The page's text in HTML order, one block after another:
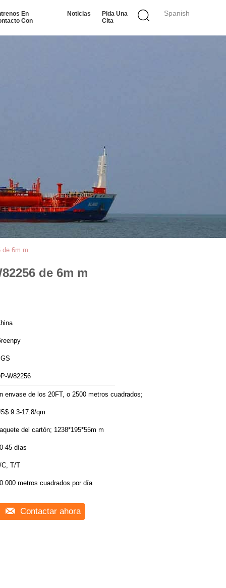
Spanish
En
Con
Noticias
Pida Una
Cita
de 6m m
de 6m m
W82256
envase de los 20FT, o 2500 metros cuadrados;
9.3-17.8/qm
del cartón; 1238*195*55m m
45 días
C, T/T
metros cuadrados por día
Contactar ahora